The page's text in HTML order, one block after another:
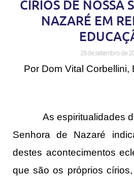
CÍRIOS DE NOSSA
NAZARÉ EM
29 de setembro de
Por Dom Vital
As espiritualidades
Senhora de Nazaré
destes acontecimentos
que são os próprios